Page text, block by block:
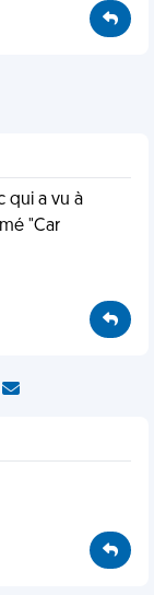
qui a vu à
"Car